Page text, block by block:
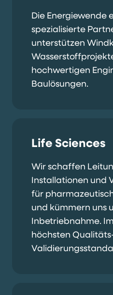
Die Energiewende
spezialisierte
unterstützen
hochwertigen
Baulösungen.
Life Sciences
Wir schaffen
Installationen und
für
und kümmern uns
Inbetriebnahme.
höchsten